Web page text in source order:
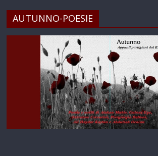
AUTUNNO-POESIE